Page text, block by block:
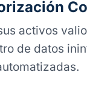
activos
de datos